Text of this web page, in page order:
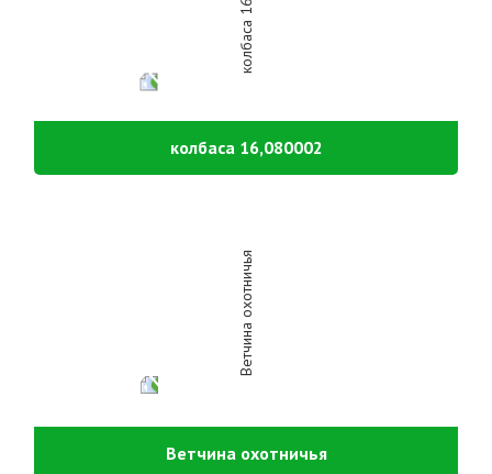
колбаса 16,080002
Ветчина охотничья